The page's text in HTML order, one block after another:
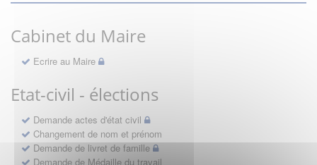
Cabinet du Maire
Ecrire au Maire
Etat-civil - élections
Demande actes d'état civil
Changement de nom et prénom
Demande de livret de famille
Demande de Médaille du travail